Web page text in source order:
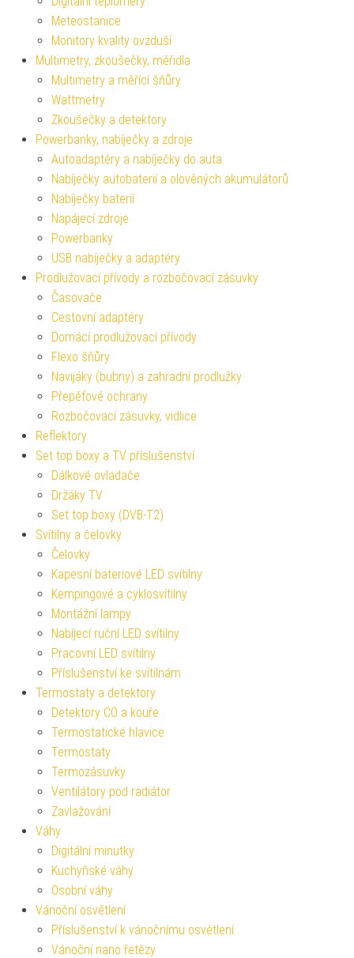
Meteostanice
Monitory kvality ovzduší
Multimetry, zkoušečky, měřidla
Multimetry a měřící šňůry
Wattmetry
Zkoušečky a detektory
Powerbanky, nabíječky a zdroje
Autoadaptéry a nabíječky do auta
Nabíječky autobaterií a olověných akumulátorů
Nabíječky baterií
Napájecí zdroje
Powerbanky
USB nabíječky a adaptéry
Prodlužovací přívody a rozbočovací zásuvky
Časovače
Cestovní adaptéry
Domácí prodlužovací přívody
Flexo šňůry
Navijáky (bubny) a zahradní prodlužky
Přepěťové ochrany
Rozbočovací zásuvky, vidlice
Reflektory
Set top boxy a TV příslušenství
Dálkové ovladače
Držáky TV
Set top boxy (DVB-T2)
Svítilny a čelovky
Čelovky
Kapesní bateriové LED svítilny
Kempingové a cyklosvítilny
Montážní lampy
Nabíjecí ruční LED svítilny
Pracovní LED svítilny
Příslušenství ke svítilnám
Termostaty a detektory
Detektory CO a kouře
Termostatické hlavice
Termostaty
Termozásuvky
Ventilátory pod radiátor
Zavlažování
Váhy
Digitální minutky
Kuchyňské váhy
Osobní váhy
Vánoční osvětlení
Příslušenství k vánočnímu osvětlení
Vánoční nano řetězy